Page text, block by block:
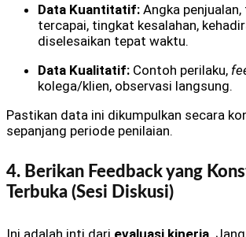
Data Kuantitatif: Angka
tercapai, tingkat kesalahan,
diselesaikan tepat waktu.
Data Kualitatif: Contoh perilaku,
kolega/klien, observasi langsung.
Pastikan data ini dikumpulkan secara
sepanjang periode penilaian.
4. Berikan Feedback yang
Terbuka (Sesi Diskusi)
Ini adalah inti dari evaluasi kinerja .